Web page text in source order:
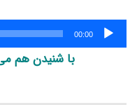
پخش‌کننده
00:00
با شنیدن هم